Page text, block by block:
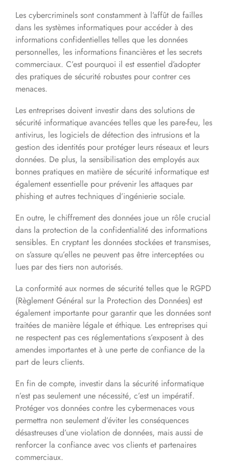
Les cybercriminels sont constamment à l’affût de failles
dans les systèmes informatiques pour accéder à des
informations confidentielles telles que les données
personnelles, les informations financières et les secrets
commerciaux. C’est pourquoi il est essentiel d’adopter
des pratiques de sécurité robustes pour contrer ces
menaces.
Les entreprises doivent investir dans des solutions de
sécurité informatique avancées telles que les pare-feu, les
antivirus, les logiciels de détection des intrusions et la
gestion des identités pour protéger leurs réseaux et leurs
données. De plus, la sensibilisation des employés aux
bonnes pratiques en matière de sécurité informatique est
également essentielle pour prévenir les attaques par
phishing et autres techniques d’ingénierie sociale.
En outre, le chiffrement des données joue un rôle crucial
dans la protection de la confidentialité des informations
sensibles. En cryptant les données stockées et transmises,
on s’assure qu’elles ne peuvent pas être interceptées ou
lues par des tiers non autorisés.
La conformité aux normes de sécurité telles que le RGPD
(Règlement Général sur la Protection des Données) est
également importante pour garantir que les données sont
traitées de manière légale et éthique. Les entreprises qui
ne respectent pas ces réglementations s’exposent à des
amendes importantes et à une perte de confiance de la
part de leurs clients.
En fin de compte, investir dans la sécurité informatique
n’est pas seulement une nécessité, c’est un impératif.
Protéger vos données contre les cybermenaces vous
permettra non seulement d’éviter les conséquences
désastreuses d’une violation de données, mais aussi de
renforcer la confiance avec vos clients et partenaires
commerciaux.